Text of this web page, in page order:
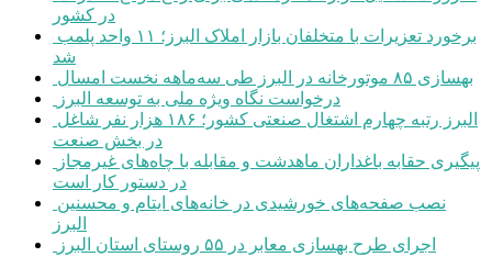
در کشور
شد
بهسازی ۸۵ موتورخانه در البرز طی سه‌ماهه نخست امسال
درخواست نگاه ویژه ملی به توسعه البرز
در بخش صنعت
در دستور کار است
البرز
اجرای طرح بهسازی معابر در ۵۵ روستای استان البرز